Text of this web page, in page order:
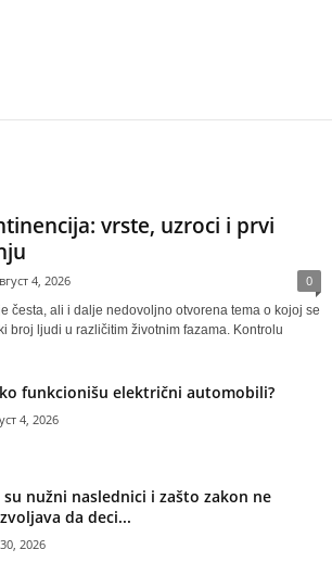
vrste, uzroci i prvi
4, 2026 0
česta, ali i dalje nedovoljno otvorena tema o kojoj se
broj ljudi u različitim životnim fazama. Kontrolu
funkcionišu električni automobili?
4, 2026
su nužni naslednici i zašto zakon ne
da deci...
30, 2026